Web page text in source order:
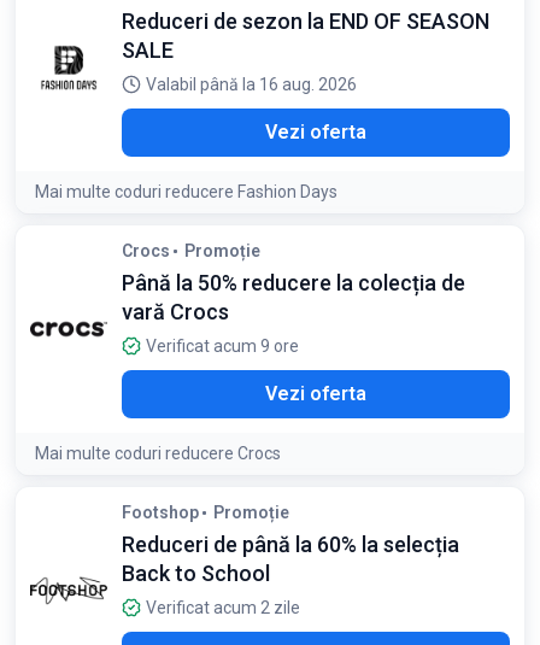
În limita stocului disponibil
Reduceri de sezon la END OF SEASON
SALE
Valabil până la 16 aug. 2026
Vezi oferta
Mai multe coduri reducere Fashion Days
În limita stocului disponibil
Crocs Promoție
Până la 50% reducere la colecția de
vară Crocs
Verificat acum 9 ore
Vezi oferta
Mai multe coduri reducere Crocs
Detaliile ofertei:
Navighează prin categoriile de vară pentru
a găsi sandale și saboți clasici la jumătate de preț
Reducerea se aplică produselor selectate din campania
Summer Sale
Footshop Promoție
Reduceri de până la 60% la selecția
Back to School
Verificat acum 2 zile